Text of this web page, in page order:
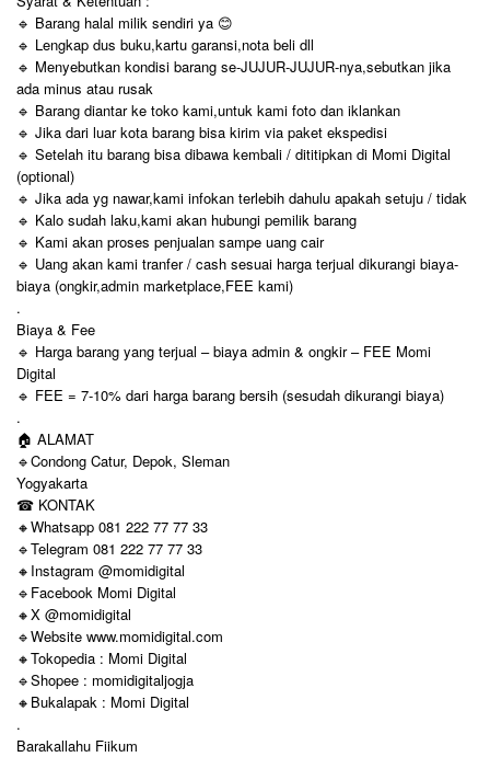
🔹 Barang halal milik sendiri ya 😊
🔹 Lengkap dus buku,kartu garansi,nota beli dll
🔹 Menyebutkan kondisi barang se-JUJUR-JUJUR-nya,sebutkan jika
ada minus atau rusak
🔹 Barang diantar ke toko kami,untuk kami foto dan iklankan
🔹 Jika dari luar kota barang bisa kirim via paket ekspedisi
🔹 Setelah itu barang bisa dibawa kembali / dititipkan di Momi Digital
(optional)
🔹 Jika ada yg nawar,kami infokan terlebih dahulu apakah setuju / tidak
🔹 Kalo sudah laku,kami akan hubungi pemilik barang
🔹 Kami akan proses penjualan sampe uang cair
🔹 Uang akan kami tranfer / cash sesuai harga terjual dikurangi biaya-
biaya (ongkir,admin marketplace,FEE kami)
.
Biaya & Fee
🔹 Harga barang yang terjual – biaya admin & ongkir – FEE Momi
Digital
🔹 FEE = 7-10% dari harga barang bersih (sesudah dikurangi biaya)
.
🏠 ALAMAT
🔹Condong Catur, Depok, Sleman
Yogyakarta
☎ KONTAK
🔸Whatsapp 081 222 77 77 33
🔹Telegram 081 222 77 77 33
🔸Instagram @momidigital
🔹Facebook Momi Digital
🔸X @momidigital
🔹Website www.momidigital.com
🔸Tokopedia : Momi Digital
🔹Shopee : momidigitaljogja
🔸Bukalapak : Momi Digital
.
Barakallahu Fiikum